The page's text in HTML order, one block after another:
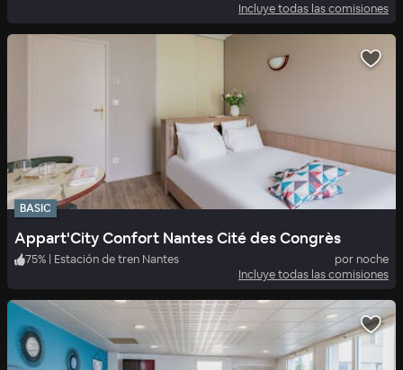
Incluye todas las comisiones
BASIC
Appart'City Confort Nantes Cité des Congrès
75% | Estación de tren Nantes
por noche
Incluye todas las comisiones